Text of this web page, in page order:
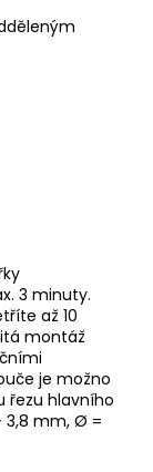
3 minuty.
až 10
montáž
je možno
řezu hlavního
3,8 mm, Ø =